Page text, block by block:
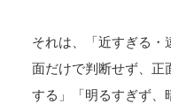
それは、「近すぎる・
面だけで判断せず、正
する」「明るすぎず、